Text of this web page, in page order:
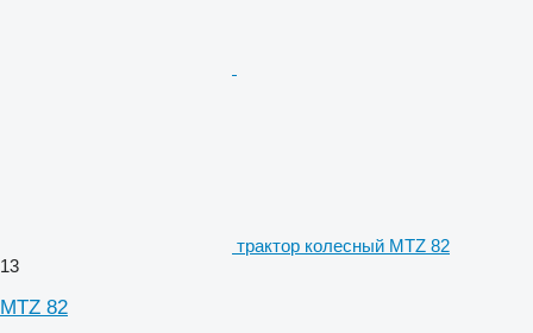
трактор колесный MTZ 82
13
MTZ 82